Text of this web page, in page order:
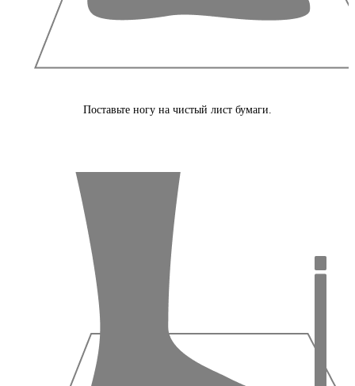
Поставьте ногу на чистый лист бумаги.